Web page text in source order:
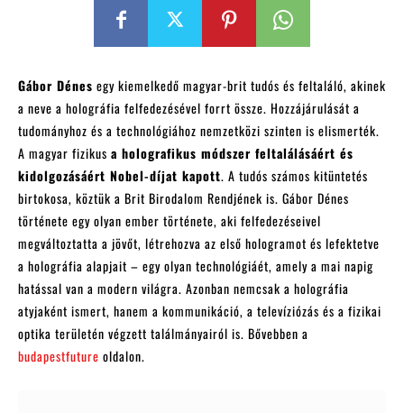
Gábor Dénes egy kiemelkedő magyar-brit tudós és feltaláló, akinek
a neve a holográfia felfedezésével forrt össze. Hozzájárulását a
tudományhoz és a technológiához nemzetközi szinten is elismerték.
A magyar fizikus a holografikus módszer feltalálásáért és
kidolgozásáért Nobel-díjat kapott. A tudós számos kitüntetés
birtokosa, köztük a Brit Birodalom Rendjének is. Gábor Dénes
története egy olyan ember története, aki felfedezéseivel
megváltoztatta a jövőt, létrehozva az első hologramot és lefektetve
a holográfia alapjait – egy olyan technológiáét, amely a mai napig
hatással van a modern világra. Azonban nemcsak a holográfia
atyjaként ismert, hanem a kommunikáció, a televíziózás és a fizikai
optika területén végzett találmányairól is. Bővebben a
budapestfuture oldalon.